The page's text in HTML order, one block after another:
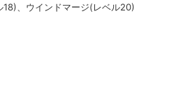
、ウインドマージ(レベル20)